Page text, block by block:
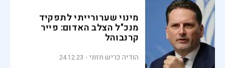
מינוי שערורייתי לתפקיד
מנכ"ל הצלב האדום: פייר
קרנבוהל
הודיה כריש חזוני 24.12.23